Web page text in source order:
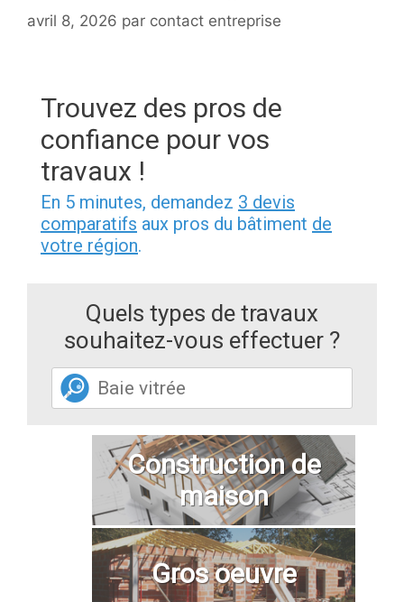
avril 8, 2026 par contact entreprise
Trouvez des pros de
confiance pour vos
travaux !
En 5 minutes, demandez 3 devis
comparatifs aux pros du bâtiment de
votre région.
Quels types de travaux
souhaitez-vous effectuer ?
Construction de
maison
Gros oeuvre